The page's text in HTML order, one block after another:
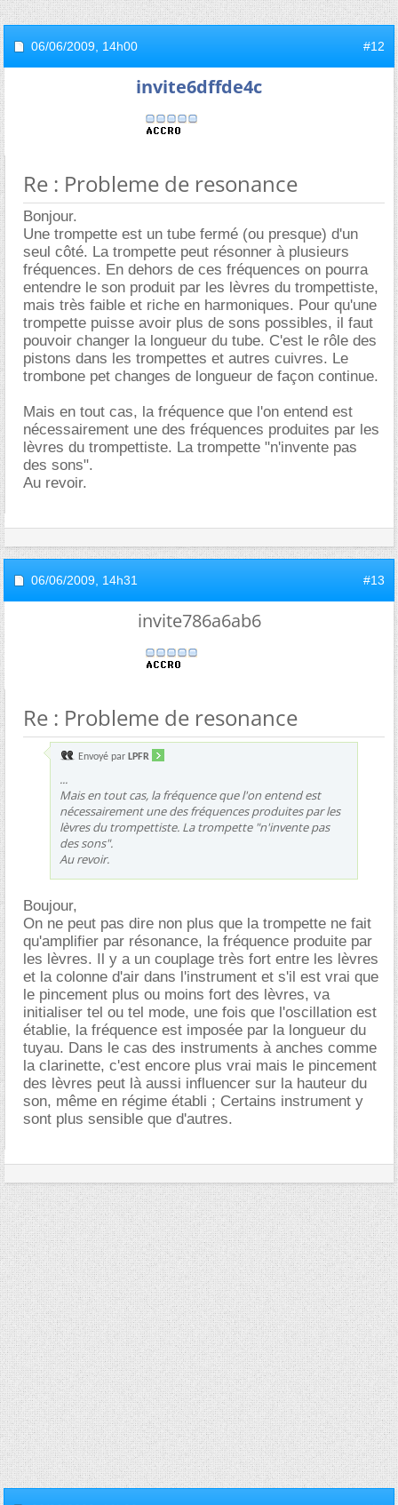
06/06/2009, 14h00 #12
invite6dffde4c
Re : Probleme de resonance
Bonjour.
Une trompette est un tube fermé (ou presque) d'un
seul côté. La trompette peut résonner à plusieurs
fréquences. En dehors de ces fréquences on pourra
entendre le son produit par les lèvres du trompettiste,
mais très faible et riche en harmoniques. Pour qu'une
trompette puisse avoir plus de sons possibles, il faut
pouvoir changer la longueur du tube. C'est le rôle des
pistons dans les trompettes et autres cuivres. Le
trombone pet changes de longueur de façon continue.
Mais en tout cas, la fréquence que l'on entend est
nécessairement une des fréquences produites par les
lèvres du trompettiste. La trompette "n'invente pas
des sons".
Au revoir.
06/06/2009, 14h31 #13
invite786a6ab6
Re : Probleme de resonance
Envoyé par LPFR
...
Mais en tout cas, la fréquence que l'on entend est
nécessairement une des fréquences produites par les
lèvres du trompettiste. La trompette "n'invente pas
des sons".
Au revoir.
Boujour,
On ne peut pas dire non plus que la trompette ne fait
qu'amplifier par résonance, la fréquence produite par
les lèvres. Il y a un couplage très fort entre les lèvres
et la colonne d'air dans l'instrument et s'il est vrai que
le pincement plus ou moins fort des lèvres, va
initialiser tel ou tel mode, une fois que l'oscillation est
établie, la fréquence est imposée par la longueur du
tuyau. Dans le cas des instruments à anches comme
la clarinette, c'est encore plus vrai mais le pincement
des lèvres peut là aussi influencer sur la hauteur du
son, même en régime établi ; Certains instrument y
sont plus sensible que d'autres.